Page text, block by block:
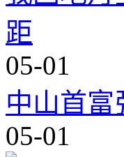
距
05-01
中山首富
05-01